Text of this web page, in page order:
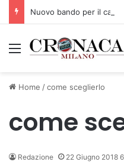
Menu
Home /come sceglierlo
come
Redazione 22 Giugno 2018